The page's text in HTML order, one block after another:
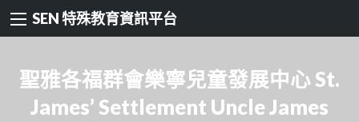
SEN 特殊教育資訊平台
聖雅各福群會樂寧兒童發展中心 St.
James’ Settlement Uncle James